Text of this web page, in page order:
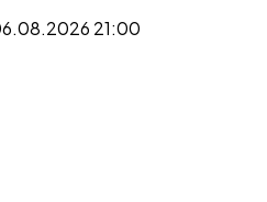
21:00